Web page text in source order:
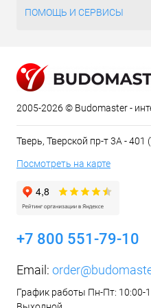
ПОМОЩЬ И СЕРВИСЫ
2005-2026 © Budomaster -
Тверь, Тверской пр-т 3А - 401
Посмотреть на карте
+7 800 551-79-10
Email:
График работы Пн-Пт: 10:00-